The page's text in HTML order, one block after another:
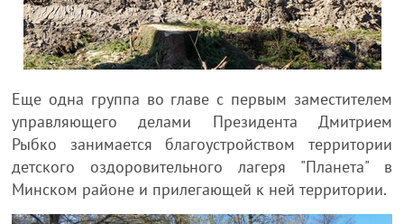
Еще одна группа во главе с первым заместителем
управляющего делами Президента Дмитрием
Рыбко занимается благоустройством территории
детского оздоровительного лагеря "Планета" в
Минском районе и прилегающей к ней территории.